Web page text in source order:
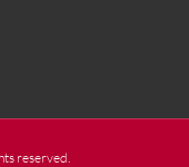
reserved.